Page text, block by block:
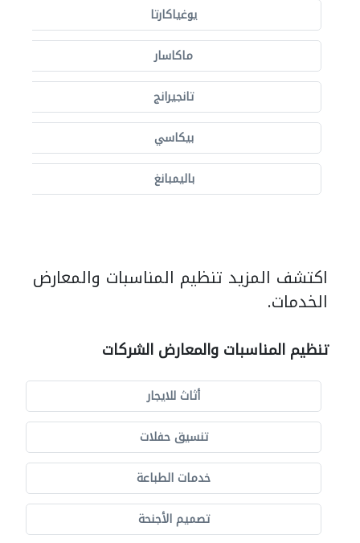
يوغياكارتا
ماكاسار
تانجيرانج
بيكاسي
باليمبانغ
اكتشف المزيد تنظيم المناسبات والمعارض
الخدمات.
تنظيم المناسبات والمعارض الشركات
أثاث للايجار
تنسيق حفلات
خدمات الطباعة
تصميم الأجنحة